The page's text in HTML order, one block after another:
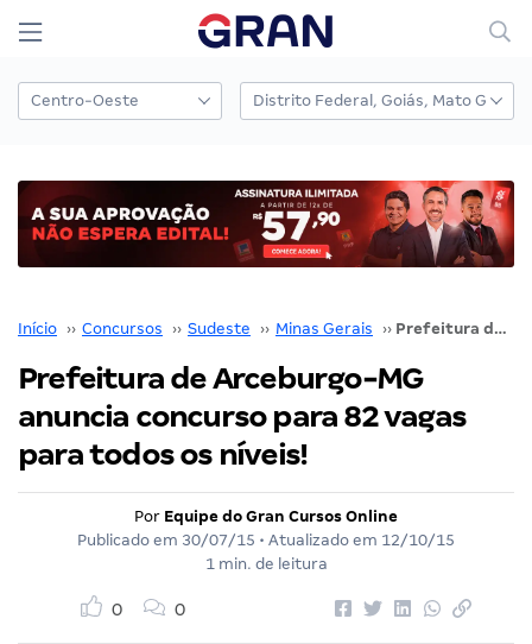
Início ›› Concursos ›› Sudeste ›› Minas Gerais ›› Prefeitura de Arceburgo-MG anuncia concurso para 82 vagas para todos os níveis!
Prefeitura de Arceburgo-MG
anuncia concurso para 82 vagas
para todos os níveis!
Por Equipe do Gran Cursos Online
Publicado em 30/07/15 • Atualizado em 12/10/15
1 min. de leitura
0 0